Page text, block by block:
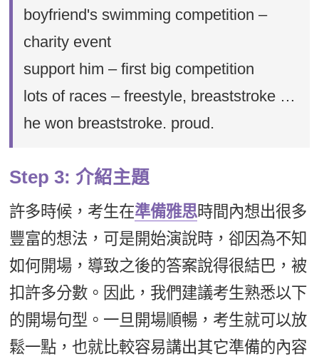
boyfriend's swimming competition –
charity event
support him – first big competition
lots of races – freestyle, breaststroke …
he won breaststroke. proud.
Step 3: 介紹主題
許多時候，考生在準備雅思時間內想出很多
豐富的想法，可是開始演說時，卻因為不知
如何開場，導致之後的答案說得很結巴，被
扣許多分數。因此，我們建議考生熟悉以下
的開場句型。一旦開場順暢，考生就可以放
鬆一點，也就比較容易講出其它準備的內容